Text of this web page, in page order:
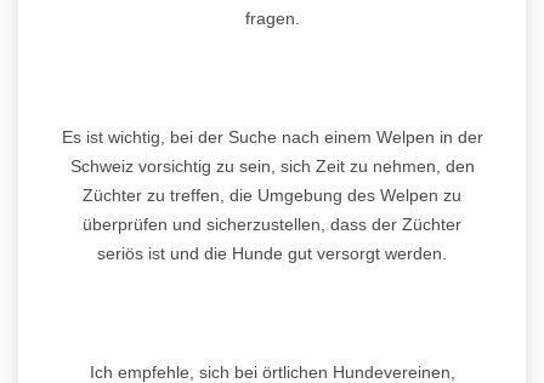
fragen.
Es ist wichtig, bei der Suche nach einem Welpen in der
Schweiz vorsichtig zu sein, sich Zeit zu nehmen, den
Züchter zu treffen, die Umgebung des Welpen zu
überprüfen und sicherzustellen, dass der Züchter
seriös ist und die Hunde gut versorgt werden.
Ich empfehle, sich bei örtlichen Hundevereinen,